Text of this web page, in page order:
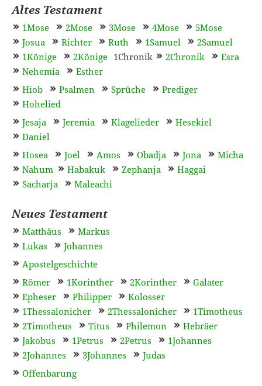
Altes Testament
1Mose 2Mose 3Mose 4Mose
5Mose
Josua
Richter Ruth 1Samuel
2Samuel
1Könige
2Könige 1Chronik 2Chronik
Esra
Nehemia
Esther
Hiob
Psalmen Sprüche
Prediger
Hohelied
Jesaja
Jeremia Klagelieder
Hesekiel
Daniel
Hosea
Joel Amos Obadja Jona
Micha
Nahum
Habakuk Zephanja
Haggai
Sacharja
Maleachi
Neues Testament
Matthäus
Markus
Lukas
Johannes
Apostelgeschichte
Römer
1Korinther 2Korinther
Galater
Epheser
Philipper
Kolosser
1Thessalonicher
2Thessalonicher
1Timotheus
2Timotheus
Titus Philemon
Hebräer
Jakobus
1Petrus 2Petrus
1Johannes
2Johannes
3Johannes
Judas
Offenbarung